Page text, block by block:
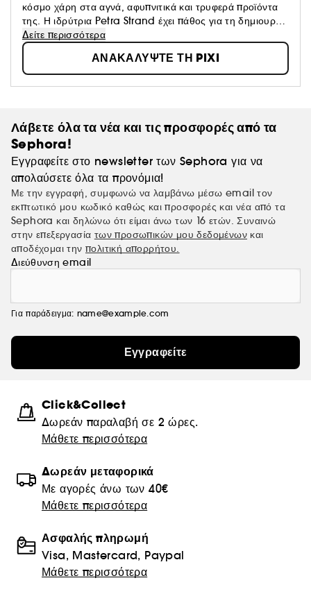
κόσμο χάρη στα αγνά, αφυπνιτικά και τρυφερά προϊόντα
της. Η ιδρύτρια Petra Strand έχει πάθος για τη δημιουργία
προϊόντων περιποίησης δέρματος χωρίς σκληρότητα που
δημιουργούν μια φυσικά λαμπερή εμφάνιση ""μόλις είχε
έναν καλό ύπνο". Η σειρά αξιοποιεί την τέλεια συγχώνευση
των πιο ποιοτικών και αγνών βοτανικών εκχυλισμάτων και
συστατικών. Προϊόντα πολλαπλών εργασιών,
Δείτε περισσότερα
ΑΝΑΚΑΛΥΨΤΕ ΤΗ PIXI
Λάβετε όλα τα νέα και τις προσφορές από τα
Sephora!
Εγγραφείτε στο newsletter των Sephora για να
απολαύσετε όλα τα προνόμια!
Με την εγγραφή, συμφωνώ να λαμβάνω μέσω email τον
εκπτωτικό μου κωδικό καθώς και προσφορές και νέα από τα
Sephora και δηλώνω ότι είμαι άνω των 16 ετών. Συναινώ
στην επεξεργασία των προσωπικών μου δεδομένων και
αποδέχομαι την πολιτική απορρήτου.
Διεύθυνση email
Για παράδειγμα: name@example.com
Εγγραφείτε
Click&Collect
Δωρεάν παραλαβή σε 2 ώρες.
Μάθετε περισσότερα
Δωρεάν μεταφορικά
Με αγορές άνω των 40€
Μάθετε περισσότερα
Ασφαλής πληρωμή
Visa, Mastercard, Paypal
Μάθετε περισσότερα